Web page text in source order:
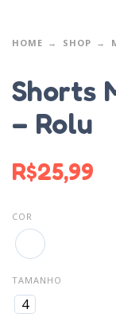
HOME SHOP
Shorts
– Rolu
R$25,99
COR
TAMANHO
4